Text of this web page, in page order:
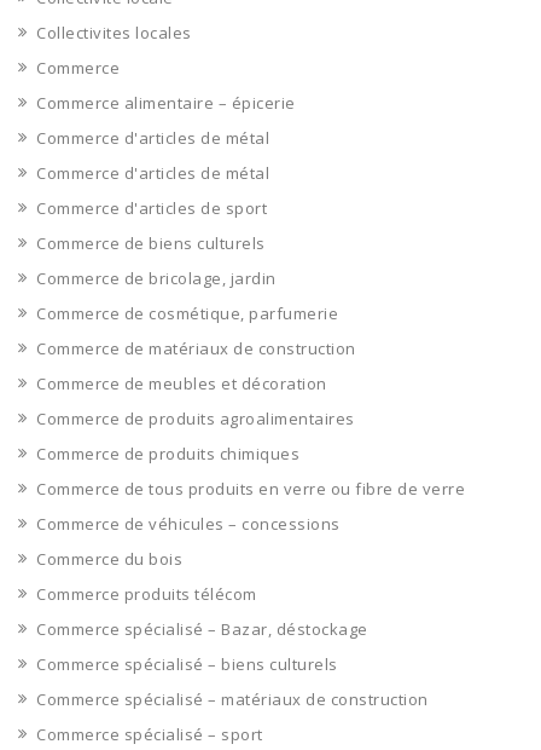
Collectivites locales
Commerce
Commerce alimentaire – épicerie
Commerce d'articles de métal
Commerce d'articles de métal
Commerce d'articles de sport
Commerce de biens culturels
Commerce de bricolage, jardin
Commerce de cosmétique, parfumerie
Commerce de matériaux de construction
Commerce de meubles et décoration
Commerce de produits agroalimentaires
Commerce de produits chimiques
Commerce de tous produits en verre ou fibre de verre
Commerce de véhicules – concessions
Commerce du bois
Commerce produits télécom
Commerce spécialisé – Bazar, déstockage
Commerce spécialisé – biens culturels
Commerce spécialisé – matériaux de construction
Commerce spécialisé – sport